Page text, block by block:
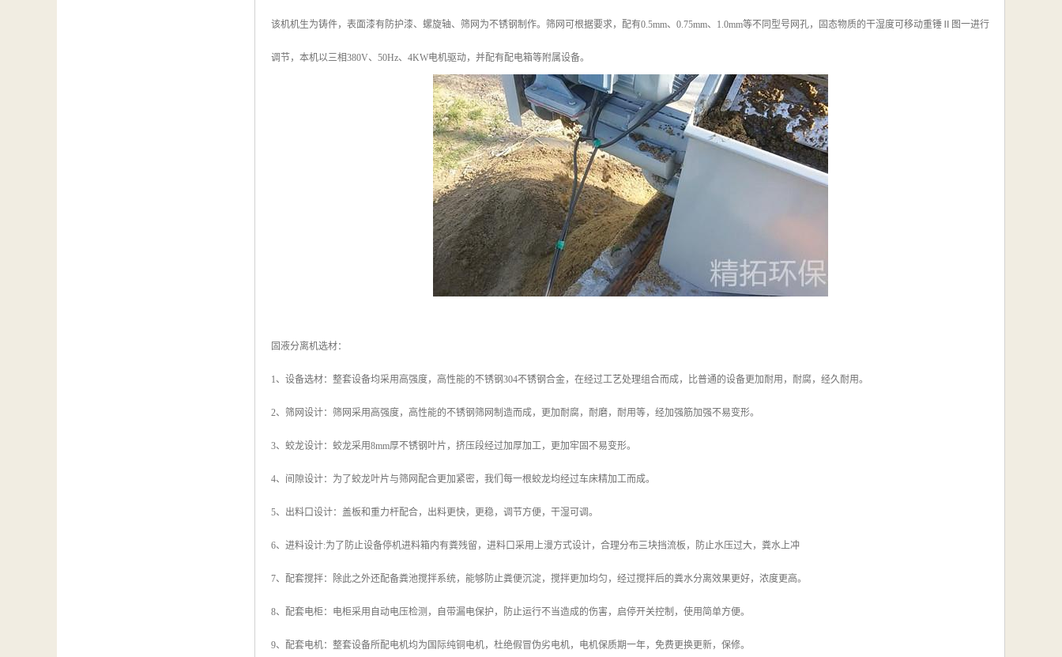
该机机生为铸件，表面漆有防护漆、螺旋轴、筛网为不锈钢制作。筛网可根据要求，配有0.5mm、0.75mm、1.0mm等不同型号网孔，固态物质的干湿度可移动重锤Ⅱ图一进行
调节，本机以三相380V、50Hz、4KW电机驱动，并配有配电箱等附属设备。
固液分离机选材：
1、设备选材：整套设备均采用高强度，高性能的不锈钢304不锈钢合金，在经过工艺处理组合而成，比普通的设备更加耐用，耐腐，经久耐用。
2、筛网设计：筛网采用高强度，高性能的不锈钢筛网制造而成，更加耐腐，耐磨，耐用等，经加强筋加强不易变形。
3、蛟龙设计：蛟龙采用8mm厚不锈钢叶片，挤压段经过加厚加工，更加牢固不易变形。
4、间隙设计：为了蛟龙叶片与筛网配合更加紧密，我们每一根蛟龙均经过车床精加工而成。
5、出料口设计：盖板和重力杆配合，出料更快，更稳，调节方便，干湿可调。
6、进料设计:为了防止设备停机进料箱内有粪残留，进料口采用上漫方式设计，合理分布三块挡流板，防止水压过大，粪水上冲
7、配套搅拌：除此之外还配备粪池搅拌系统，能够防止粪便沉淀，搅拌更加均匀，经过搅拌后的粪水分离效果更好，浓度更高。
8、配套电柜：电柜采用自动电压检测，自带漏电保护，防止运行不当造成的伤害，启停开关控制，使用简单方便。
9、配套电机：整套设备所配电机均为国际纯铜电机，杜绝假冒伪劣电机，电机保质期一年，免费更换更新，保修。